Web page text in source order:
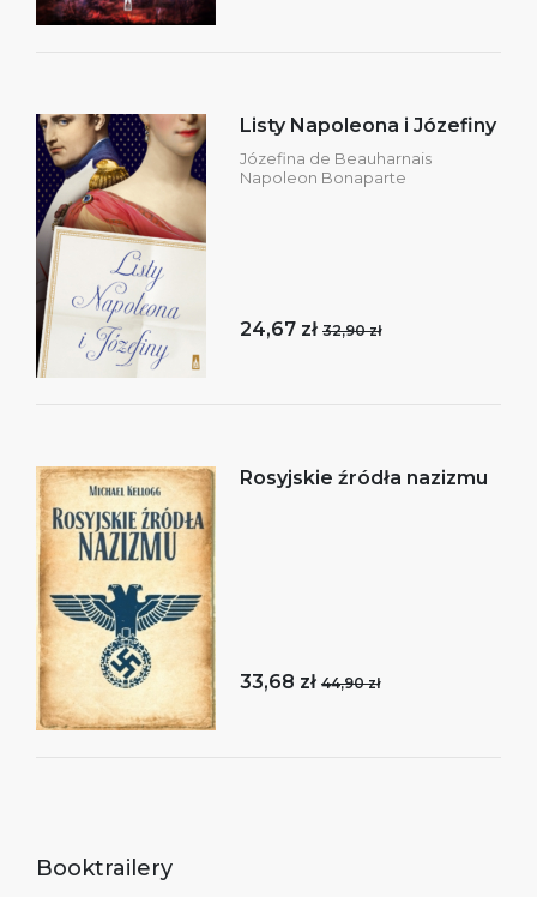
Listy Napoleona i Józefiny
Józefina de Beauharnais
Napoleon Bonaparte
24,67 zł 32,90 zł
Rosyjskie źródła nazizmu
33,68 zł 44,90 zł
Booktrailery